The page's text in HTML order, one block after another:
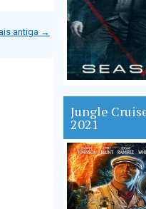
antiga →
Jungle
2021